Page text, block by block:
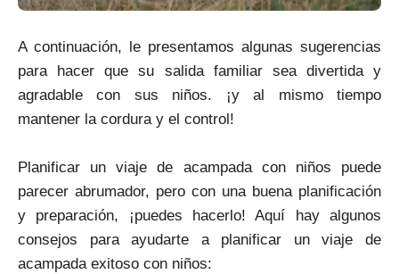
A continuación, le presentamos algunas sugerencias
para hacer que su salida familiar sea divertida y
agradable con sus niños. ¡y al mismo tiempo
mantener la cordura y el control!
Planificar un viaje de acampada con niños puede
parecer abrumador, pero con una buena planificación
y preparación, ¡puedes hacerlo! Aquí hay algunos
consejos para ayudarte a planificar un viaje de
acampada exitoso con niños: